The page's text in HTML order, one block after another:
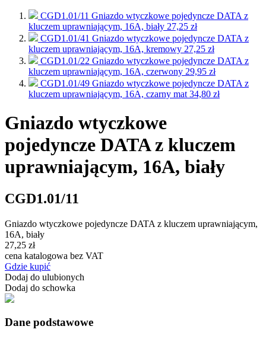
CGD1.01/11 Gniazdo wtyczkowe pojedyncze DATA z
kluczem uprawniającym, 16A, biały 27,25 zł
CGD1.01/41 Gniazdo wtyczkowe pojedyncze DATA z
kluczem uprawniającym, 16A, kremowy 27,25 zł
CGD1.01/22 Gniazdo wtyczkowe pojedyncze DATA z
kluczem uprawniającym, 16A, czerwony 29,95 zł
CGD1.01/49 Gniazdo wtyczkowe pojedyncze DATA z
kluczem uprawniającym, 16A, czarny mat 34,80 zł
Gniazdo wtyczkowe
pojedyncze DATA z kluczem
uprawniającym, 16A, biały
CGD1.01/11
Gniazdo wtyczkowe pojedyncze DATA z kluczem uprawniającym,
16A, biały
27,25 zł
cena katalogowa bez VAT
Gdzie kupić
Dodaj do ulubionych
Dodaj do schowka
Dane podstawowe